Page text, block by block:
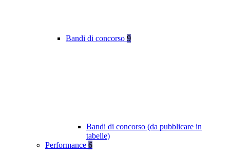
Bandi di concorso 9
Bandi di concorso (da pubblicare in
tabelle)
Performance 6